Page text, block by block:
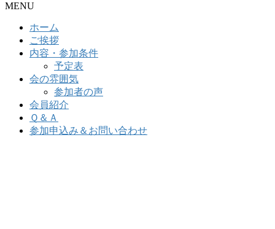
MENU
ホーム
ご挨拶
内容・参加条件
予定表
会の雰囲気
参加者の声
会員紹介
Ｑ＆Ａ
参加申込み＆お問い合わせ